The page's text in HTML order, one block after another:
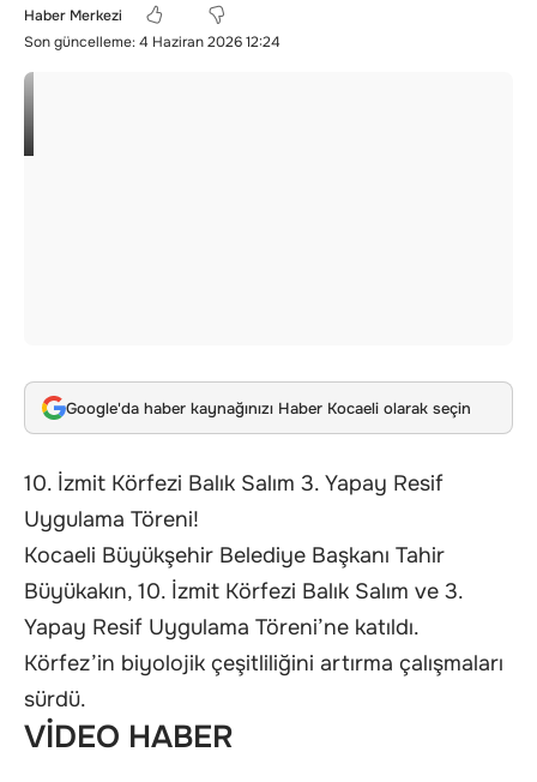
Son güncelleme: 4 Haziran 2026 12:24
Haber Merkezi
Google'da haber kaynağınızı Haber Kocaeli olarak seçin
10. İzmit Körfezi Balık Salım 3. Yapay Resif
Uygulama Töreni!
Kocaeli Büyükşehir Belediye Başkanı Tahir
Büyükakın, 10. İzmit Körfezi Balık Salım ve 3.
Yapay Resif Uygulama Töreni’ne katıldı.
Körfez’in biyolojik çeşitliliğini artırma çalışmaları
sürdü.
VİDEO HABER